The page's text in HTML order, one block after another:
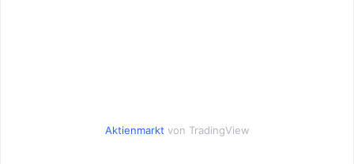
Aktienmarkt von TradingView